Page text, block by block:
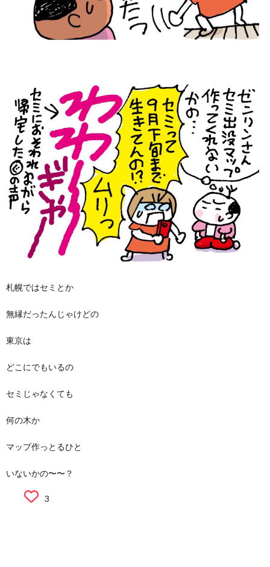
札幌ではセミとか
無縁だったんじゃけどの
東京は
どこにでもいるの
セミじゃなくても
何の木か
マップ作っとるひと
いないかの〜〜？
3